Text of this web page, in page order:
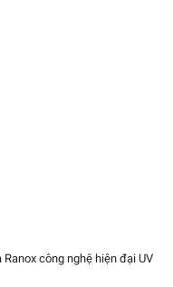
công nghệ hiện đại UV